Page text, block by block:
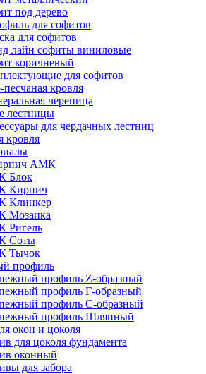
под дерево
для софитов
для софитов
лайн софиты виниловые
коричневый
для софитов
кровля
черепица
лестницы
для чердачных лестниц
кровля
АМК
Блок
Кирпич
Клинкер
Мозаика
Ригель
Соты
Тычок
профиль
профиль Z-образный
профиль Г-образный
профиль С-образный
профиль Шляпный
окон и цоколя
для цоколя фундамента
оконный
для забора